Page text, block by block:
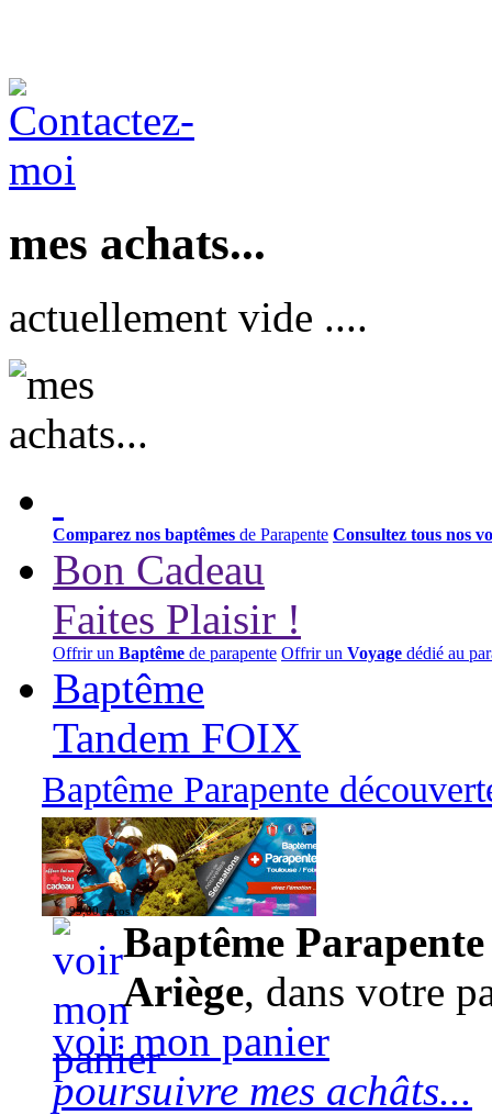
mes achats...
actuellement vide ....
Comparez nos baptêmes de Parapente Consultez tous nos
Bon Cadeau
Faites Plaisir !
Offrir un Baptême de parapente Offrir un Voyage dédié au
Baptême
Tandem FOIX
Baptême Parapente
95,00 euros
Baptême
Ariège, dans votre
voir mon panier
poursuivre mes achâts...